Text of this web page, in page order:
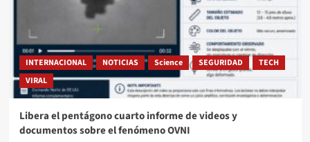
INTERNACIONAL NOTICIAS Science SEGURIDAD
TECH
VIRAL
Libera el pentágono cuarto informe de videos y
documentos sobre el fenómeno OVNI